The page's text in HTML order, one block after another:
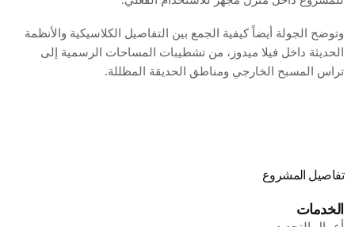
وتوضح الجولة أيضاً كيفية الجمع بين التفاصيل الكلاسيكية والأنظمة
الحديثة داخل فيلا ميدوز، من تشطيبات المساحات الرسمية إلى
تراس المسبح الخارجي ومناطق الحديقة المظللة.
تفاصيل المشروع
الخدمات